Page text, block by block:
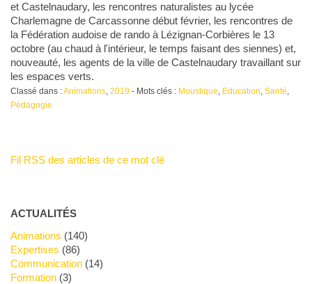
et Castelnaudary, les rencontres naturalistes au lycée
Charlemagne de Carcassonne début février, les rencontres de
la Fédération audoise de rando à Lézignan-Corbières le 13
octobre (au chaud à l'intérieur, le temps faisant des siennes) et,
nouveauté, les agents de la ville de Castelnaudary travaillant sur
les espaces verts.
Classé dans :Animations, 2019- Mots clés : Moustique, Education, Santé,
Pédagogie
Fil RSS des articles de ce mot clé
ACTUALITÉS
Animations (140)
Expertises (86)
Communication(14)
Formation(3)